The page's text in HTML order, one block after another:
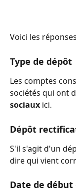
Voici les
Type de dépôt
Les comptes
sociétés qui ont
sociaux ici.
Dépôt
S'il s'agit d'un
dire qui vient
Date de début